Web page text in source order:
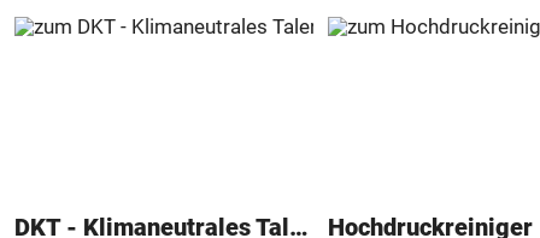
DKT - Klimaneutrales Talent Hochdruckreiniger